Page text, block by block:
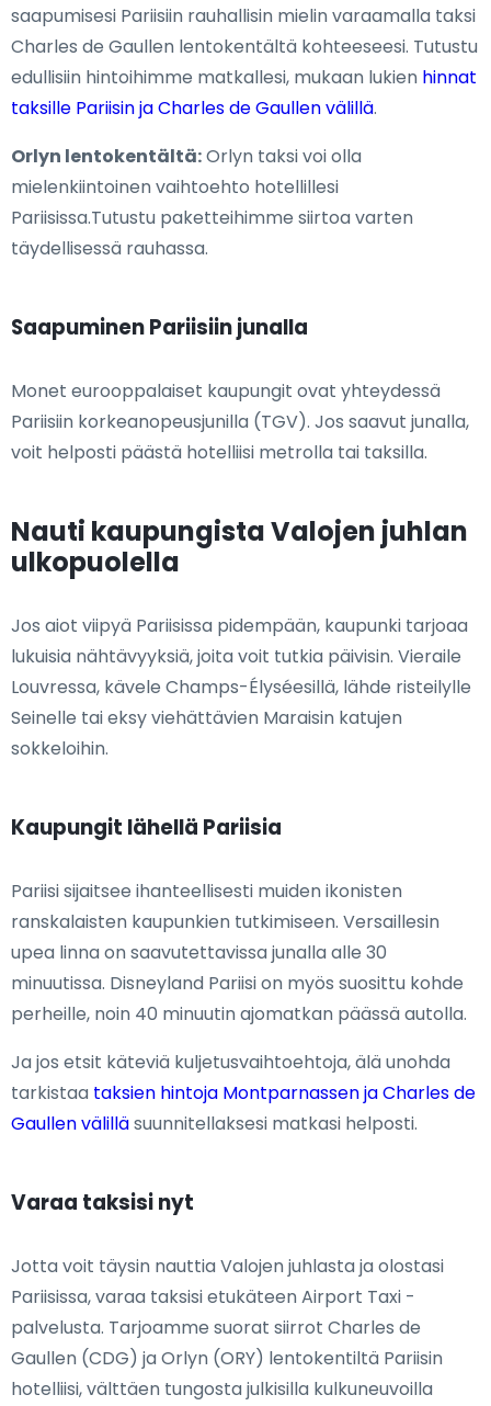
saapumisesi Pariisiin rauhallisin mielin varaamalla taksi
Charles de Gaullen lentokentältä kohteeseesi. Tutustu
edullisiin hintoihimme matkallesi, mukaan lukien hinnat
taksille Pariisin ja Charles de Gaullen välillä.
Orlyn lentokentältä:Orlyn taksi voi olla
mielenkiintoinen vaihtoehto hotellillesi
Pariisissa.Tutustu paketteihimme siirtoa varten
täydellisessä rauhassa.
Saapuminen Pariisiin junalla
Monet eurooppalaiset kaupungit ovat yhteydessä
Pariisiin korkeanopeusjunilla (TGV). Jos saavut junalla,
voit helposti päästä hotelliisi metrolla tai taksilla.
Nauti kaupungista Valojen juhlan
ulkopuolella
Jos aiot viipyä Pariisissa pidempään, kaupunki tarjoaa
lukuisia nähtävyyksiä, joita voit tutkia päivisin. Vieraile
Louvressa, kävele Champs-Élyséesillä, lähde risteilylle
Seinelle tai eksy viehättävien Maraisin katujen
sokkeloihin.
Kaupungit lähellä Pariisia
Pariisi sijaitsee ihanteellisesti muiden ikonisten
ranskalaisten kaupunkien tutkimiseen. Versaillesin
upea linna on saavutettavissa junalla alle 30
minuutissa. Disneyland Pariisi on myös suosittu kohde
perheille, noin 40 minuutin ajomatkan päässä autolla.
Ja jos etsit käteviä kuljetusvaihtoehtoja, älä unohda
tarkistaa taksien hintoja Montparnassen ja Charles de
Gaullen välilläsuunnitellaksesi matkasi helposti.
Varaa taksisi nyt
Jotta voit täysin nauttia Valojen juhlasta ja olostasi
Pariisissa, varaa taksisi etukäteen Airport Taxi -
palvelusta. Tarjoamme suorat siirrot Charles de
Gaullen (CDG) ja Orlyn (ORY) lentokentiltä Pariisin
hotelliisi, välttäen tungosta julkisilla kulkuneuvoilla